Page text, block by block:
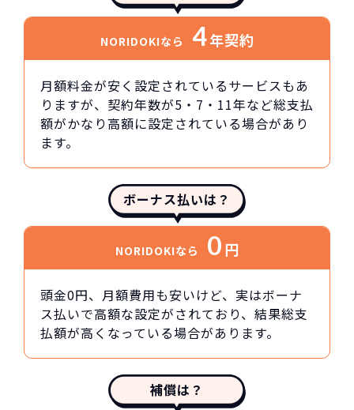
NORIDOKIなら 4年契約
月額料金が安く設定されているサービスもあ
りますが、契約年数が5・7・11年など総支払
額がかなり高額に設定されている場合があり
ます。
ボーナス払いは？
NORIDOKIなら 0円
頭金0円、月額費用も安いけど、実はボーナ
ス払いで高額な設定がされており、結果総支
払額が高くなっている場合があります。
補償は？